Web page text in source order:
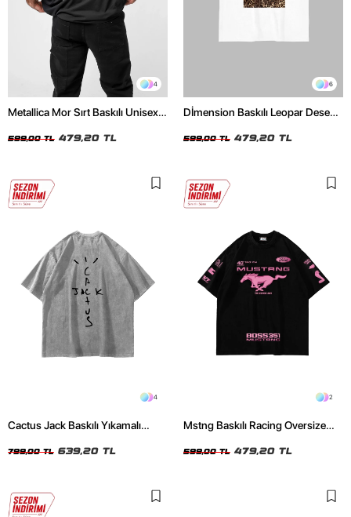
4
Metallica Mor Sırt Baskılı Unisex
599,00 TL 479,20 TL
6
Dİmension Baskılı Leopar Desenli
Tshirt
599,00 TL 479,20 TL
4
Cactus Jack Baskılı Yıkamalı
799,00 TL 639,20 TL
2
Mstng Baskılı Racing Oversize
599,00 TL 479,20 TL